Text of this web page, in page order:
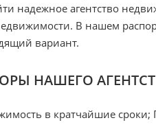
надежное агентство
В нашем
вариант.
НАШЕГО
в кратчайшие